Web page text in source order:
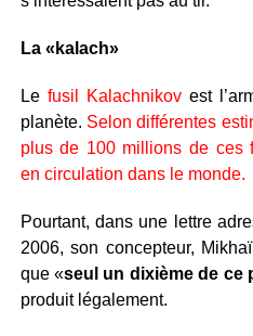
La «kalach»
Le fusil Kalachnikov est
planète. Selon différentes
plus de 100 millions de ces
en circulation dans le monde.
Pourtant, dans une lettre
2006, son concepteur,
que «seul un dixième de ce
produit légalement.